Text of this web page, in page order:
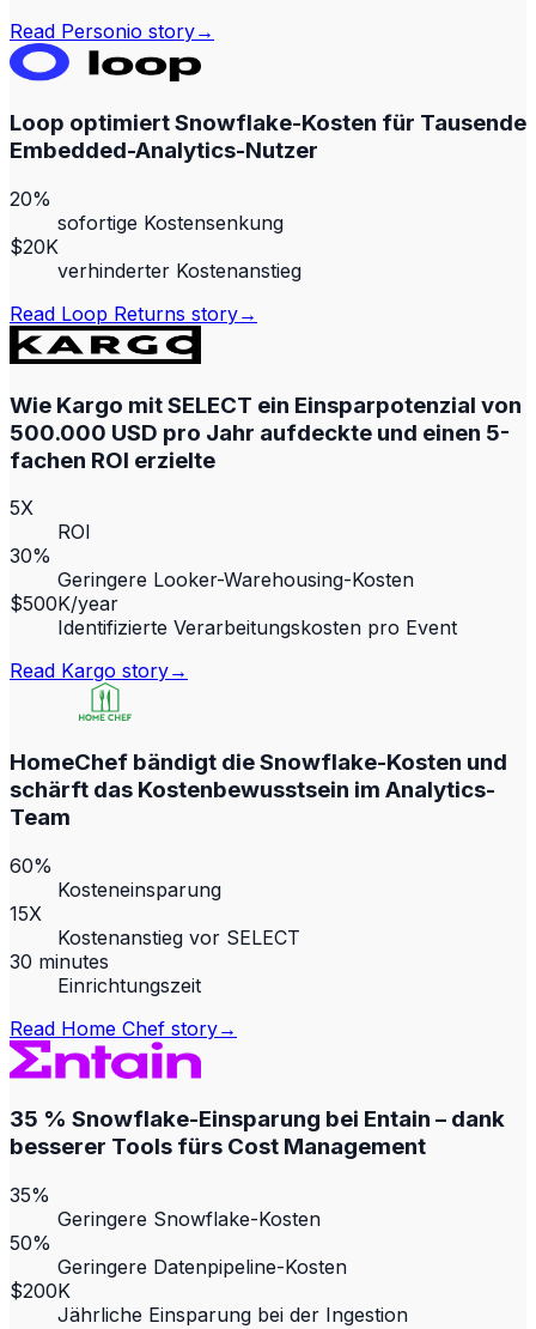
Read Personio story→
Loop optimiert Snowflake-Kosten für Tausende
Embedded-Analytics-Nutzer
20%
sofortige Kostensenkung
$20K
verhinderter Kostenanstieg
Read Loop Returns story→
Wie Kargo mit SELECT ein Einsparpotenzial von
500.000 USD pro Jahr aufdeckte und einen 5-
fachen ROI erzielte
5X
ROI
30%
Geringere Looker-Warehousing-Kosten
$500K/year
Identifizierte Verarbeitungskosten pro Event
Read Kargo story→
HomeChef bändigt die Snowflake-Kosten und
schärft das Kostenbewusstsein im Analytics-
Team
60%
Kosteneinsparung
15X
Kostenanstieg vor SELECT
30 minutes
Einrichtungszeit
Read Home Chef story→
35 % Snowflake-Einsparung bei Entain – dank
besserer Tools fürs Cost Management
35%
Geringere Snowflake-Kosten
50%
Geringere Datenpipeline-Kosten
$200K
Jährliche Einsparung bei der Ingestion